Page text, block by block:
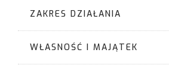
ZAKRES DZIAŁANIA
WŁASNOŚĆ I MAJĄTEK